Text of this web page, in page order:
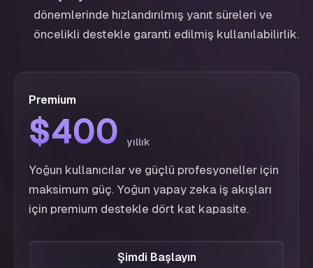
dönemlerinde hızlandırılmış yanıt süreleri ve
öncelikli destekle garanti edilmiş kullanılabilirlik.
Premium
$400
$400 yıllık
Yoğun kullanıcılar ve güçlü profesyoneller için
maksimum güç. Yoğun yapay zeka iş akışları
için premium destekle dört kat kapasite.
Şimdi Başlayın